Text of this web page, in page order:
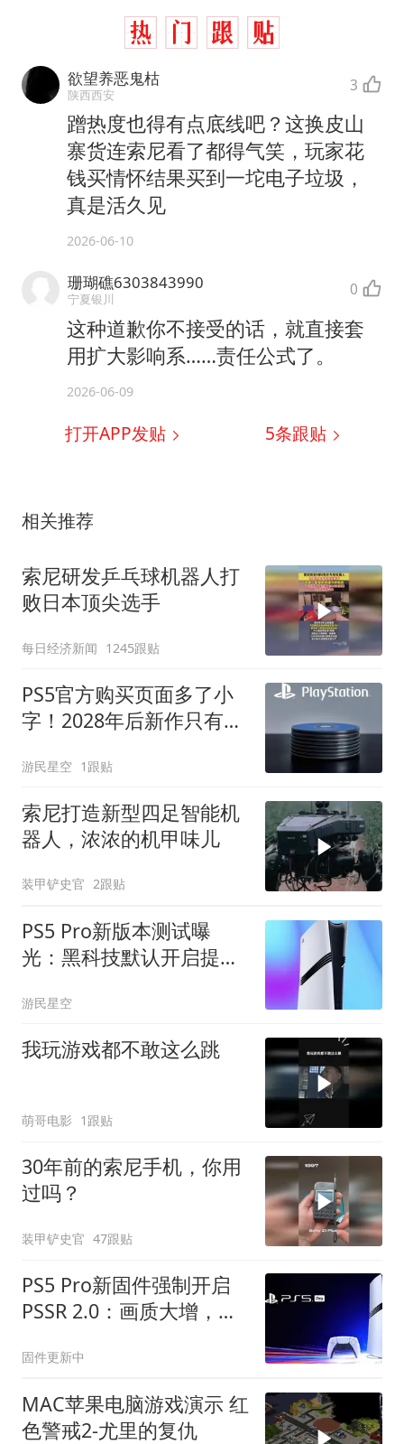
欲望养恶鬼枯
陕西西安 3
蹭热度也得有点底线吧？这换皮山
寨货连索尼看了都得气笑，玩家花
钱买情怀结果买到一坨电子垃圾，
真是活久见
2026-06-10
珊瑚礁6303843990
宁夏银川 0
这种道歉你不接受的话，就直接套
用扩大影响系……责任公式了。
2026-06-09
打开APP发贴 5条跟贴
相关推荐
索尼研发乒乓球机器人打
败日本顶尖选手
每日经济新闻 1245跟贴
PS5官方购买页面多了小
字！2028年后新作只有数
游民星空 1跟贴
索尼打造新型四足智能机
器人，浓浓的机甲味儿
装甲铲史官 2跟贴
PS5 Pro新版本测试曝
光：黑科技默认开启提升
游民星空
我玩游戏都不敢这么跳
萌哥电影 1跟贴
30年前的索尼手机，你用
过吗？
装甲铲史官 47跟贴
PS5 Pro新固件强制开启
PSSR 2.0：画质大增，但
固件更新中
MAC苹果电脑游戏演示 红
色警戒2-尤里的复仇